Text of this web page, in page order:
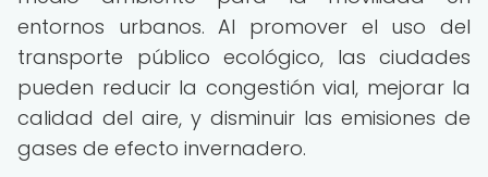
entornos urbanos. Al promover el uso del
transporte público ecológico, las ciudades
pueden reducir la congestión vial, mejorar la
calidad del aire, y disminuir las emisiones de
gases de efecto invernadero.